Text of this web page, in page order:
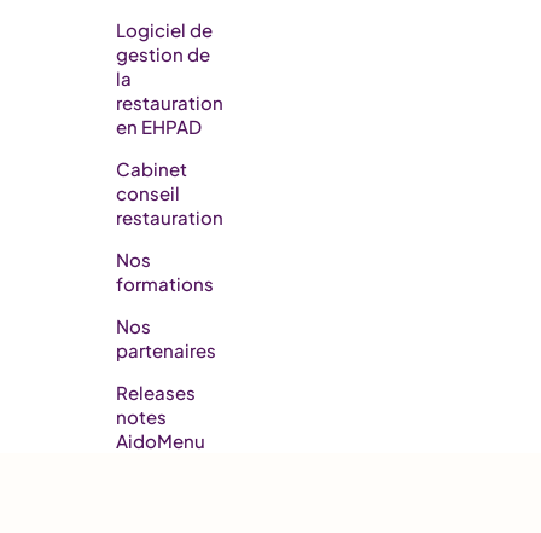
Logiciel de
gestion de
la
restauration
en EHPAD​
Cabinet
conseil
restauration
Nos
formations
Nos
partenaires
Releases
notes
AidoMenu